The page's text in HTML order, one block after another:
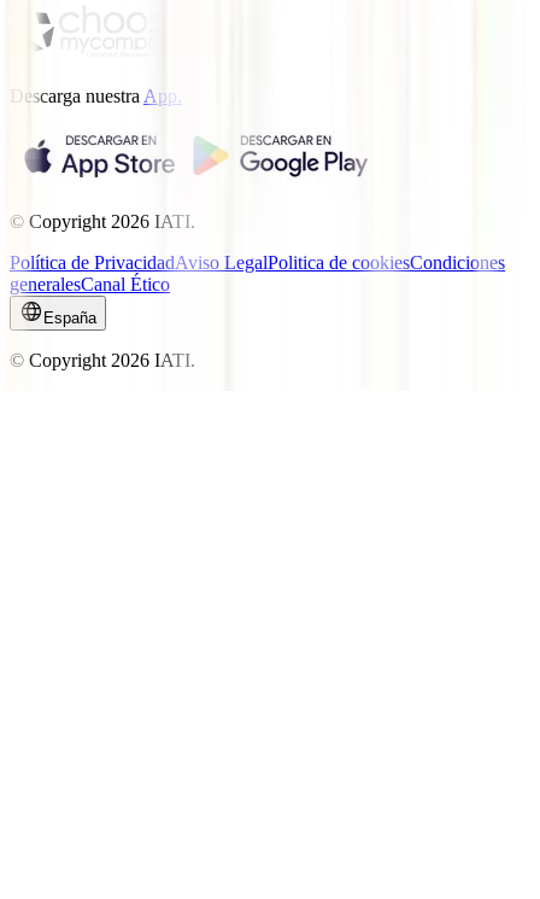
Descarga nuestra App.
© Copyright 2026 IATI.
Política de PrivacidadAviso LegalPolitica de cookiesCondiciones
generalesCanal Ético
España
© Copyright 2026 IATI.